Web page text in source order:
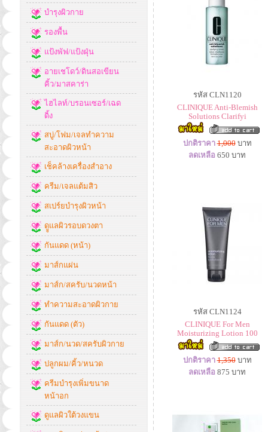
บำรุงผิวกาย
รองพื้น
แป้งพัฟ/แป้งฝุ่น
อายเชโดว์/ดินสอเขียน
คิ้ว/มาสคาร่า
ไฮไลท์/บรอนเซอร์/เฉด
ดิ้ง
สบู่/โฟม/เจลทำความ
สะอาดผิวหน้า
เช็คล้างเครื่องสำอาง
ครีม/เจลแต้มสิว
สเปร์ยบำรุงผิวหน้า
ดููแลผิวรอบดวงตา
กันแดด (หน้า)
มาส์กแผ่น
มาส์ก/สครับ/นวดหน้า
ทำความสะอาดผิวกาย
กันแดด (ตัว)
มาส์ก/นวด/สครับผิวกาย
ปลูกผม/คิ้ว/หนวด
ครีมบำรุงเพิ่มขนาด
หน้าอก
ดูแลผิวใต้วงแขน
รหัส CLN1120
CLINIQUE Anti-Blemish
Solutions Clarifyi
ปกติราคา 1,000บาท
ลดเหลือ 650 บาท
รหัส CLN1124
CLINIQUE For Men
Moisturizing Lotion 100
ปกติราคา 1,350บาท
ลดเหลือ 875 บาท